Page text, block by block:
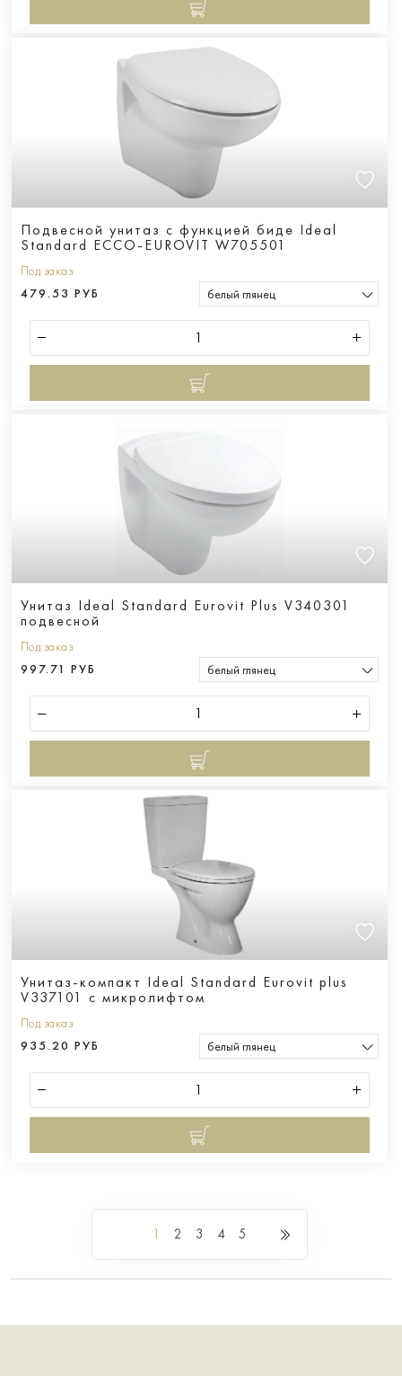
Подвесной унитаз с функцией биде Ideal
Standard ECCO-EUROVIT W705501
Под заказ
479.53 РУБ
белый глянец
Унитаз Ideal Standard Eurovit Plus V340301
подвесной
Под заказ
997.71 РУБ
белый глянец
Унитаз-компакт Ideal Standard Eurovit plus
V337101 с микролифтом
Под заказ
935.20 РУБ
белый глянец
1 2 3 4 5